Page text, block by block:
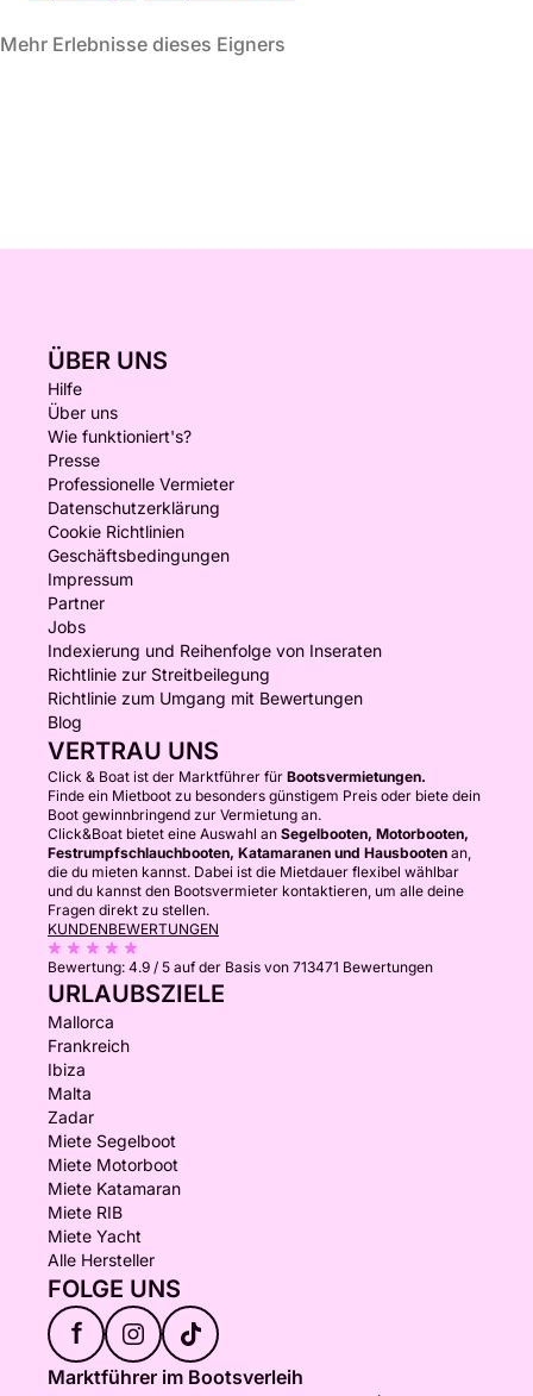
Mehr Erlebnisse dieses Eigners
ÜBER UNS
Hilfe
Über uns
Wie funktioniert's?
Presse
Professionelle Vermieter
Datenschutzerklärung
Cookie Richtlinien
Geschäftsbedingungen
Impressum
Partner
Jobs
Indexierung und Reihenfolge von Inseraten
Richtlinie zur Streitbeilegung
Richtlinie zum Umgang mit Bewertungen
Blog
VERTRAU UNS
Click & Boat ist der Marktführer für Bootsvermietungen.
Finde ein Mietboot zu besonders günstigem Preis oder biete dein
Boot gewinnbringend zur Vermietung an.
Click&Boat bietet eine Auswahl an Segelbooten, Motorbooten,
Festrumpfschlauchbooten, Katamaranen und Hausbooten an,
die du mieten kannst. Dabei ist die Mietdauer flexibel wählbar
und du kannst den Bootsvermieter kontaktieren, um alle deine
Fragen direkt zu stellen.
KUNDENBEWERTUNGEN
Bewertung: 4.9 / 5 auf der Basis von 713471 Bewertungen
URLAUBSZIELE
Mallorca
Frankreich
Ibiza
Malta
Zadar
Miete Segelboot
Miete Motorboot
Miete Katamaran
Miete RIB
Miete Yacht
Alle Hersteller
FOLGE UNS
f
Marktführer im Bootsverleih